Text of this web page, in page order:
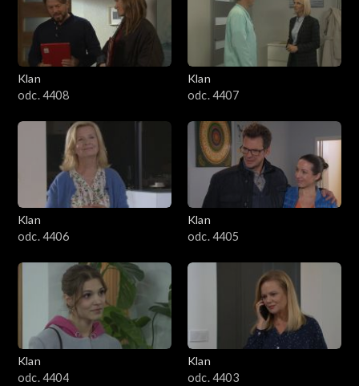
Klan
odc. 4408
Klan
odc. 4407
Klan
odc. 4406
Klan
odc. 4405
Klan
odc. 4404
Klan
odc. 4403